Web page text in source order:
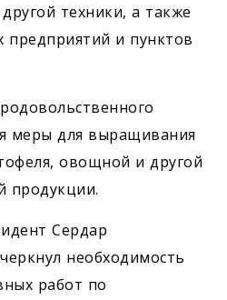
техники, а также
предприятий и пунктов
меры для выращивания
овощной и другой
продукции.
Сердар
необходимость
работ по